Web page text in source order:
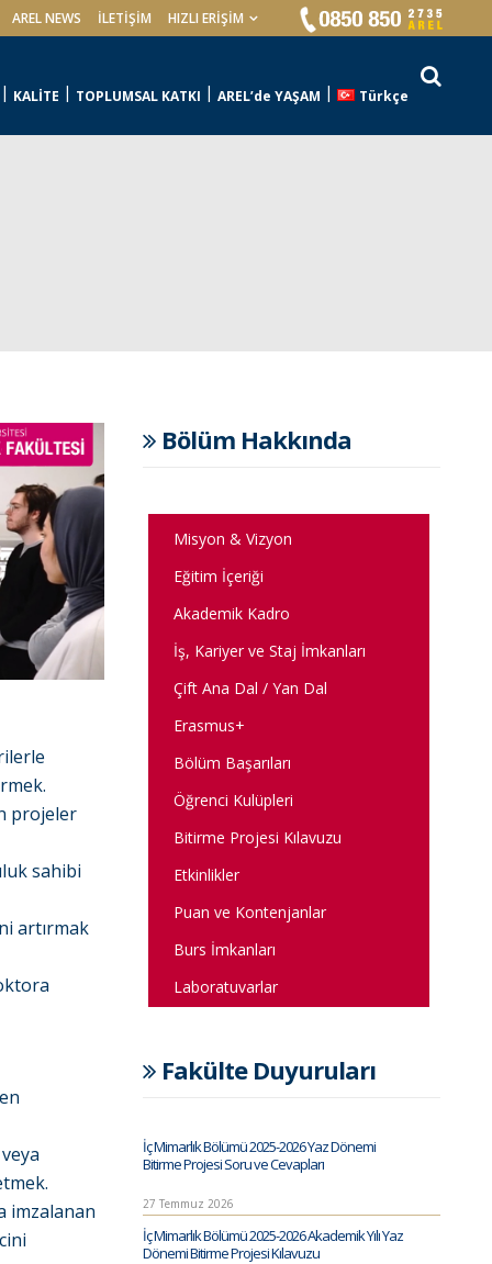
AREL NEWS İLETIŞIM HIZLI ERİŞİM
KALİTE TOPLUMSAL KATKI AREL’de YAŞAM Türkçe
projeler
sahibi
artırmak
imzalanan
Bölüm Hakkında
Misyon & Vizyon
Eğitim İçeriği
Akademik Kadro
İş, Kariyer ve Staj İmkanları
Çift Ana Dal / Yan Dal
Erasmus+
Bölüm Başarıları
Öğrenci Kulüpleri
Bitirme Projesi Kılavuzu
Etkinlikler
Puan ve Kontenjanlar
Burs İmkanları
Laboratuvarlar
Fakülte Duyuruları
İç Mimarlık Bölümü 2025-2026 Yaz Dönemi
Bitirme Projesi Soru ve Cevapları
27 Temmuz 2026
İç Mimarlık Bölümü 2025-2026 Akademik Yılı Yaz
Dönemi Bitirme Projesi Kılavuzu